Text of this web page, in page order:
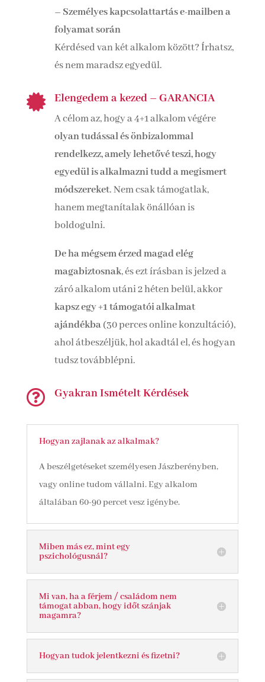
– Személyes kapcsolattartás e-mailben a
folyamat során
Kérdésed van két alkalom között? Írhatsz,
és nem maradsz egyedül.
 Elengedem a kezed – GARANCIA
A célom az, hogy a 4+1 alkalom végére
olyan tudással és önbizalommal
rendelkezz, amely lehetővé teszi, hogy
egyedül is alkalmazni tudd a megismert
módszereket. Nem csak támogatlak,
hanem megtanítalak önállóan is
boldogulni.
De ha mégsem érzed magad elég
magabiztosnak, és ezt írásban is jelzed a
záró alkalom utáni 2 héten belül, akkor
kapsz egy +1 támogatói alkalmat
ajándékba(30 perces online konzultáció),
ahol átbeszéljük, hol akadtál el, és hogyan
tudsz továbblépni.
 Gyakran Ismételt Kérdések
Hogyan zajlanak az alkalmak?
A beszélgetéseket személyesen Jászberényben,
vagy online tudom vállalni. Egy alkalom
általában 60-90 percet vesz igénybe.
Miben más ez, mint egy
pszichológusnál?
Mi van, ha a férjem / családom nem
támogat abban, hogy időt szánjak
magamra?
Hogyan tudok jelentkezni és fizetni?